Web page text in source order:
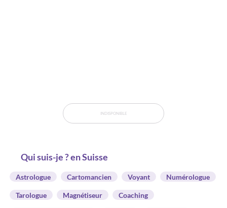
INDISPONIBLE
Qui suis-je ? en Suisse
Astrologue Cartomancien Voyant Numérologue
Tarologue Magnétiseur Coaching